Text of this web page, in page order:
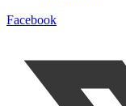
Facebook